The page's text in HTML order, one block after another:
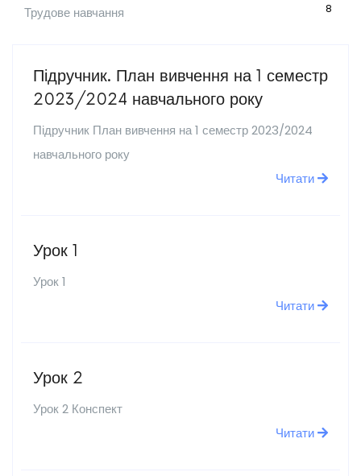
Трудове навчання 8
Підручник. План вивчення на 1 семестр
2023/2024 навчального року
Підручник План вивчення на 1 семестр 2023/2024
навчального року
Читати
Урок 1
Урок 1
Читати
Урок 2
Урок 2 Конспект
Читати